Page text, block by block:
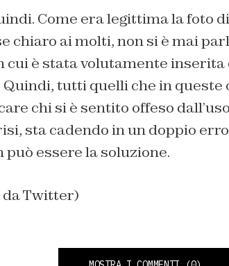
Come era legittima la foto
chiaro ai molti, non si è mai
cui è stata volutamente
Quindi, tutti quelli che in
chi si è sentito offeso
sta cadendo in un doppio
può essere la soluzione.
da Twitter)